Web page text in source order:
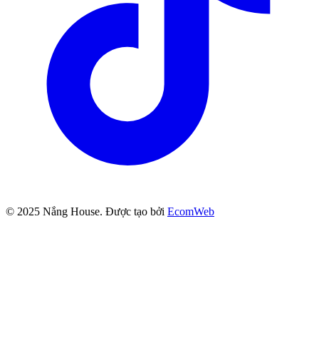
© 2025 Nắng House. Được tạo bởi EcomWeb